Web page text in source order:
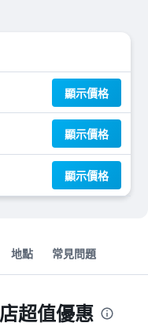
顯示價格
顯示價格
顯示價格
地點 常見問題
超值優惠